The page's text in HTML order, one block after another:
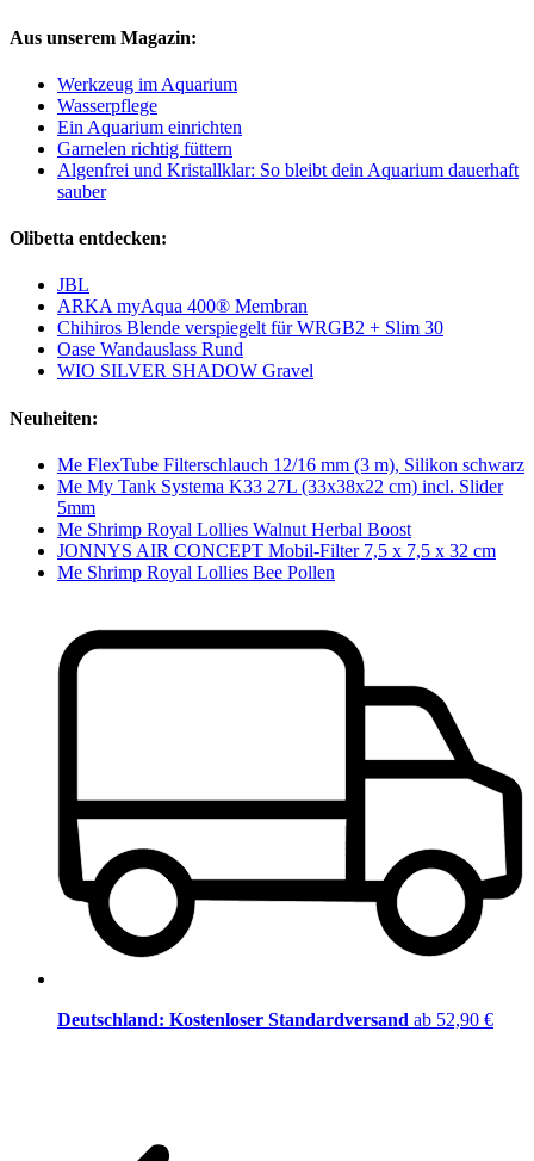
Aus unserem Magazin:
Werkzeug im Aquarium
Wasserpflege
Ein Aquarium einrichten
Garnelen richtig füttern
Algenfrei und Kristallklar: So bleibt dein Aquarium dauerhaft
sauber
Olibetta entdecken:
JBL
ARKA myAqua 400® Membran
Chihiros Blende verspiegelt für WRGB2 + Slim 30
Oase Wandauslass Rund
WIO SILVER SHADOW Gravel
Neuheiten:
Me FlexTube Filterschlauch 12/16 mm (3 m), Silikon schwarz
Me My Tank Systema K33 27L (33x38x22 cm) incl. Slider
5mm
Me Shrimp Royal Lollies Walnut Herbal Boost
JONNYS AIR CONCEPT Mobil-Filter 7,5 x 7,5 x 32 cm
Me Shrimp Royal Lollies Bee Pollen
Deutschland: Kostenloser Standardversand ab 52,90 €